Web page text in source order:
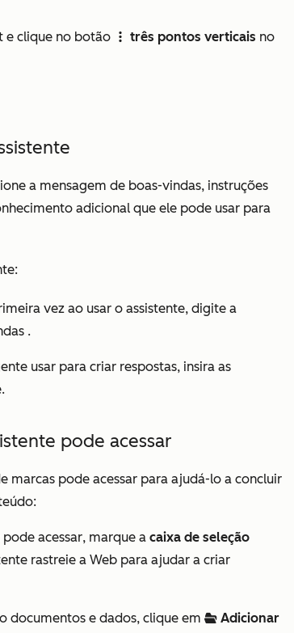
e clique no botão verticalMenu três pontos verticais no
a mensagem de boas-vindas, instruções
adicional que ele pode usar para
vez ao usar o assistente, digite a
.
usar para criar respostas, insira as
.
pode acessar
marcas pode acessar para ajudá-lo a concluir
acessar, marque a caixa de seleção
rastreie a Web para ajudar a criar
documentos e dados, clique em folderOpen Adicionar